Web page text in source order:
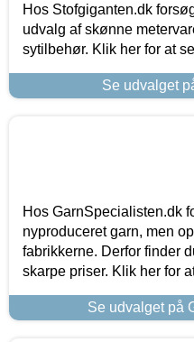
Hos Stofgiganten.dk
udvalg af skønne
sytilbehør. Klik her for at
Se udvalget
Hos GarnSpecialisten.dk
nyproduceret garn, men
fabrikkerne. Derfor finder
skarpe priser. Klik her for
Se udvalget på